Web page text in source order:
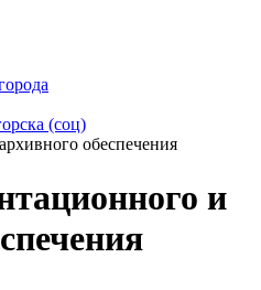
(соц)
обеспечения
и